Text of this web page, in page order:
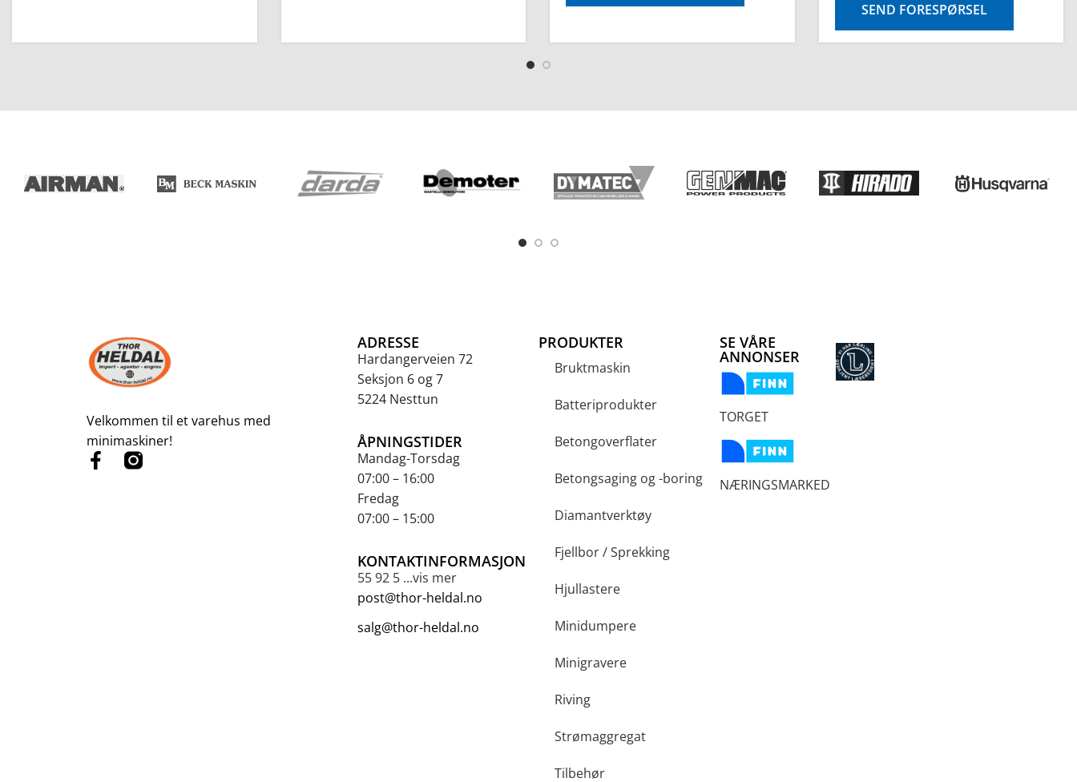
SEND FORESPØRSEL
Velkommen til et varehus med
minimaskiner!
ADRESSE
Hardangerveien 72
Seksjon 6 og 7
5224 Nesttun
ÅPNINGSTIDER
Mandag-Torsdag
07:00 – 16:00
Fredag
07:00 – 15:00
KONTAKTINFORMASJON
55 92 5 ...vis mer
post@thor-heldal.no
salg@thor-heldal.no
PRODUKTER
Bruktmaskin
Batteriprodukter
Betongoverflater
Betongsaging og -boring
Diamantverktøy
Fjellbor / Sprekking
Hjullastere
Minidumpere
Minigravere
Riving
Strømaggregat
Tilbehør
SE VÅRE
ANNONSER
TORGET
NÆRINGSMARKED